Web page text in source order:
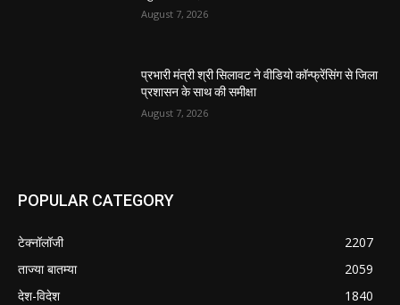
August 7, 2026
प्रभारी मंत्री श्री सिलावट ने वीडियो कॉन्फ्रेंसिंग से जिला
प्रशासन के साथ की समीक्षा
August 7, 2026
POPULAR CATEGORY
टेक्नॉलॉजी
2207
ताज्या बातम्या
2059
देश-विदेश
1840